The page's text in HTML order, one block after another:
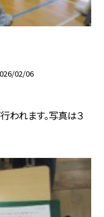
02/06
われます。写真は３